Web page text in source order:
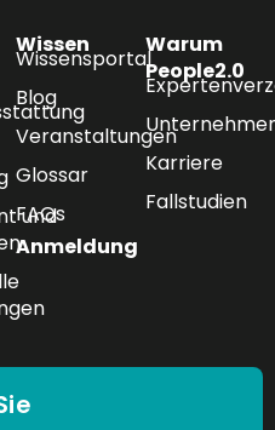
und
Wissen
Wissensportal
Blog
Veranstaltungen
Glossar
FAQs
Anmeldung
Warum
People2.0
Karriere
Fallstudien